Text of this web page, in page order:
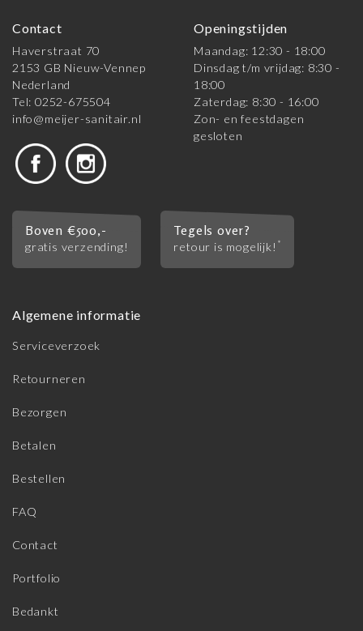
Contact
Haverstraat 70
2153 GB Nieuw-Vennep
Nederland
Tel: 0252-675504
info@meijer-sanitair.nl
Openingstijden
Maandag: 12:30 - 18:00
Dinsdag t/m vrijdag: 8:30 -
18:00
Zaterdag: 8:30 - 16:00
Zon- en feestdagen
gesloten
Boven €500,-
gratis verzending!
Tegels over?
retour is mogelijk! *
Algemene informatie
Serviceverzoek
Retourneren
Bezorgen
Betalen
Bestellen
FAQ
Contact
Portfolio
Bedankt